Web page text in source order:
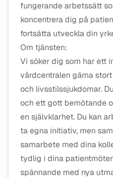
fungerande arbetssätt
koncentrera dig på
fortsätta utveckla din
Om tjänsten:
Vi söker dig som har ett
vårdcentralen gärna
och livsstilssjukdomar.
och ett gott bemötande
en självklarhet. Du kan
ta egna initiativ, men
samarbete med dina
tydlig i dina
spännande med nya